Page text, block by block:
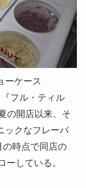
ーケース
フル・ティル
の開店以来、そ
ックなフレーバ
の時点で同店の
ーしている。